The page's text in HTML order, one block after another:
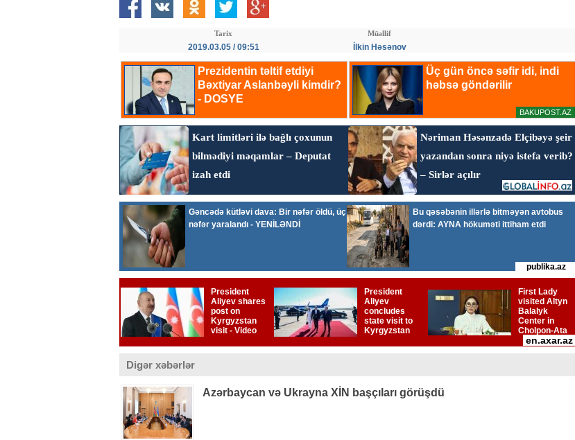
Tarix
2019.03.05 / 09:51
Müəllif
İlkin Həsənov
Digər xəbərlər
Azərbaycan və Ukrayna XİN başçıları görüşdü
Elçinin Fəxri xiyabandakı qəbirüstü abidəsi -
Elçinin Fəxri xiyabandakı qəbirüstü abidəsi -